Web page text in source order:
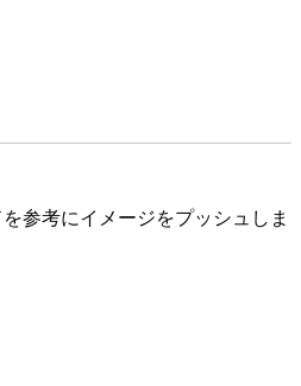
参考にイメージをプッシュしま